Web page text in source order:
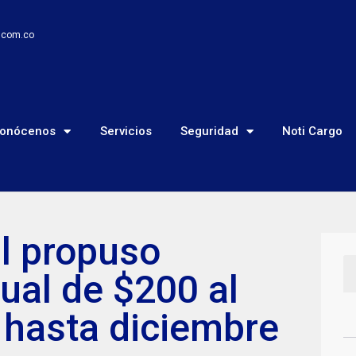
Servicios Seguridad Noti Cargo
propuso
de $200 al
diciembre